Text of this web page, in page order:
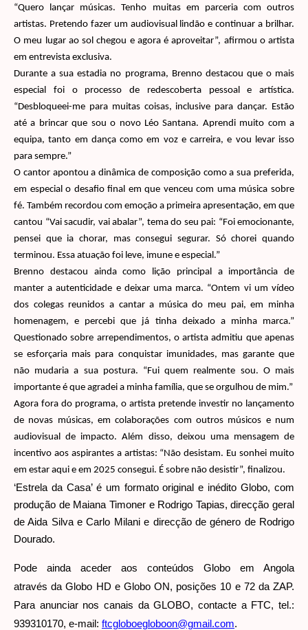
“Quero lançar músicas. Tenho muitas em parceria com outros
artistas. Pretendo fazer um audiovisual lindão e continuar a brilhar.
O meu lugar ao sol chegou e agora é aproveitar”, afirmou o artista
em entrevista exclusiva.
Durante a sua estadia no programa, Brennodestacou que o mais
especial foi o processo de redescoberta pessoal e artística.
“Desbloqueei-me para muitas coisas, inclusive para dançar. Estão
até a brincar que sou o novo Léo Santana. Aprendi muito com a
equipa, tanto em dança como em voz e carreira, e vou levar isso
para sempre.”
O cantor apontou a dinâmica de composição como a sua preferida,
em especial o desafio final em que venceu com uma música sobre
fé. Também recordou com emoção a primeira apresentação, em que
cantou “Vai sacudir, vai abalar”, tema do seu pai: “Foi emocionante,
pensei que ia chorar, mas consegui segurar. Só chorei quando
terminou. Essa atuação foi leve, imune e especial.”
Brenno destacou ainda como lição principal a importância de
manter a autenticidade e deixar uma marca. “Ontem vi um vídeo
dos colegas reunidos a cantar a música do meu pai, em minha
homenagem, e percebi que já tinha deixado a minha marca.”
Questionado sobre arrependimentos, o artista admitiu que apenas
se esforçaria mais para conquistar imunidades, mas garante que
não mudaria a sua postura. “Fui quem realmente sou. O mais
importante é que agradei a minha família, que se orgulhou de mim.”
Agora fora do programa, o artista pretende investir no lançamento
de novas músicas, em colaborações com outros músicos e num
audiovisual de impacto. Além disso, deixou uma mensagem de
incentivo aos aspirantes a artistas: “Não desistam. Eu sonhei muito
em estar aqui e em 2025 consegui. É sobre não desistir”, finalizou.
‘Estrela da Casa’ é um formato original e inédito Globo, com
produção de Maiana Timoner e Rodrigo Tapias, direcção geral
de Aida Silva e Carlo Milani e direcção de género de Rodrigo
Dourado.
Pode ainda aceder aos conteúdos Globo em Angola
através da Globo HD e Globo ON, posições 10 e 72 da ZAP.
Para anunciar nos canais da GLOBO, contacte a FTC, tel.:
939310170, e-mail: ftcgloboegloboon@gmail.com.